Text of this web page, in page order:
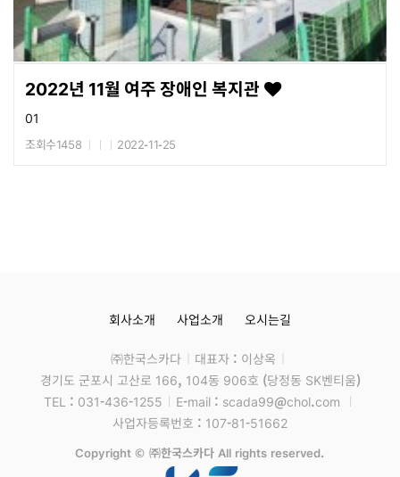
2022년 11월 여주 장애인 복지관
01
조회수1458 2022-11-25
회사소개 사업소개 오시는길
㈜한국스카다
대표자 : 이상옥
경기도 군포시 고산로 166, 104동 906호 (당정동 SK벤티움)
TEL : 031-436-1255
E-mail : scada99@chol.com
사업자등록번호 : 107-81-51662
Copyright © ㈜한국스카다 All rights reserved.